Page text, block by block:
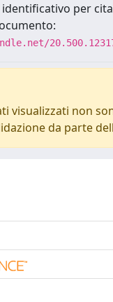
per
visualizzati non
da parte